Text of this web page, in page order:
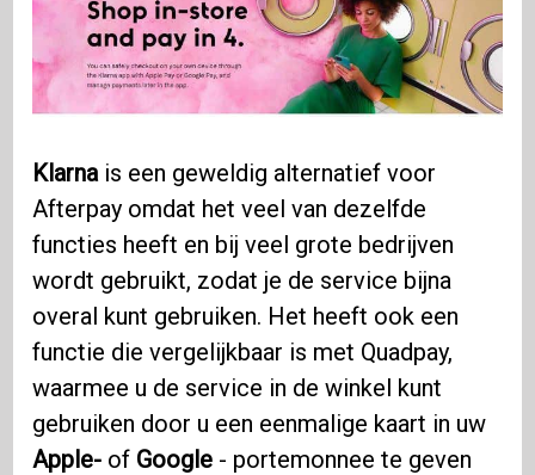
Klarnais een geweldig alternatief voor
Afterpay omdat het veel van dezelfde
functies heeft en bij veel grote bedrijven
wordt gebruikt, zodat je de service bijna
overal kunt gebruiken. Het heeft ook een
functie die vergelijkbaar is met Quadpay,
waarmee u de service in de winkel kunt
gebruiken door u een eenmalige kaart in uw
Apple- of Google - portemonnee te geven